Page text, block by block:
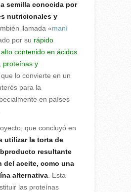
semilla conocida por
nutricionales y
llamada «maní
por su rápido
contenido en ácidos
proteínas y
lo convierte en un
para la
en países
que concluyó en
utilizar la torta de
resultante
del aceite, como una
alternativa. Esta
las proteínas